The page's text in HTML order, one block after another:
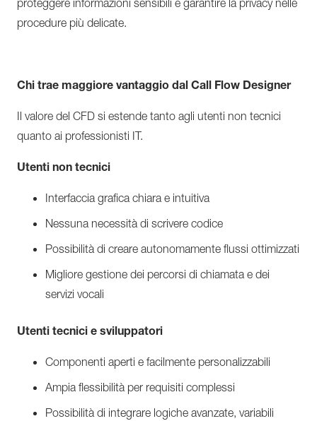
proteggere informazioni sensibili e garantire la privacy nelle
procedure più delicate.
Chi trae maggiore vantaggio dal Call Flow Designer
Il valore del CFD si estende tanto agli utenti non tecnici
quanto ai professionisti IT.
Utenti non tecnici
Interfaccia grafica chiara e intuitiva
Nessuna necessità di scrivere codice
Possibilità di creare autonomamente flussi ottimizzati
Migliore gestione dei percorsi di chiamata e dei
servizi vocali
Utenti tecnici e sviluppatori
Componenti aperti e facilmente personalizzabili
Ampia flessibilità per requisiti complessi
Possibilità di integrare logiche avanzate, variabili